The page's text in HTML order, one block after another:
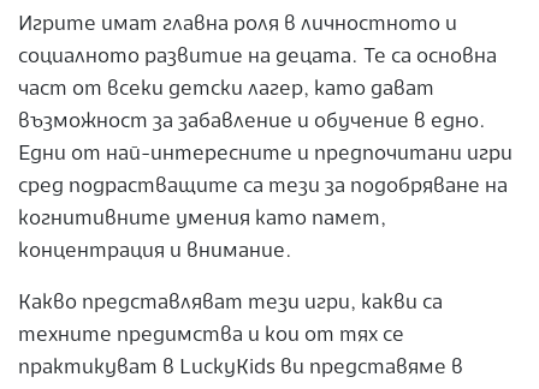
Игрите имат главна роля в личностното и
социалното развитие на децата. Те са основна
част от всеки детски лагер, като дават
възможност за забавление и обучение в едно.
Едни от най-интересните и предпочитани игри
сред подрастващите са тези за подобряване на
когнитивните умения като памет,
концентрация и внимание.
Какво представляват тези игри, какви са
техните предимства и кои от тях се
практикуват в LuckyKids ви представяме в